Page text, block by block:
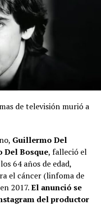
de televisión murió a
Guillermo Del
Del Bosque, falleció el
64 años de edad,
el cáncer (linfoma de
2017.El anunció se
del productor